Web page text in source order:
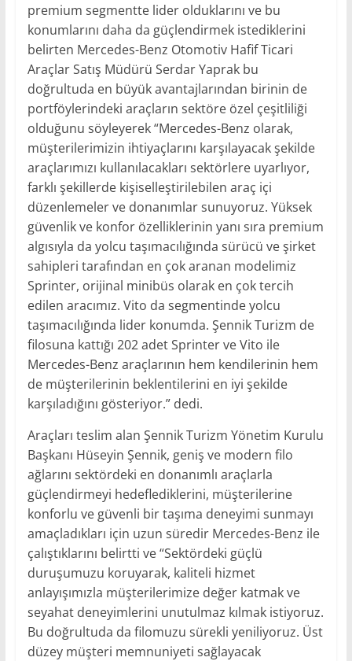
premium segmentte lider olduklarını ve bu
konumlarını daha da güçlendirmek istediklerini
belirten Mercedes-Benz Otomotiv Hafif Ticari
Araçlar Satış Müdürü Serdar Yaprak bu
doğrultuda en büyük avantajlarından birinin de
portföylerindeki araçların sektöre özel çeşitliliği
olduğunu söyleyerek “Mercedes-Benz olarak,
müşterilerimizin ihtiyaçlarını karşılayacak şekilde
araçlarımızı kullanılacakları sektörlere uyarlıyor,
farklı şekillerde kişiselleştirilebilen araç içi
düzenlemeler ve donanımlar sunuyoruz. Yüksek
güvenlik ve konfor özelliklerinin yanı sıra premium
algısıyla da yolcu taşımacılığında sürücü ve şirket
sahipleri tarafından en çok aranan modelimiz
Sprinter, orijinal minibüs olarak en çok tercih
edilen aracımız. Vito da segmentinde yolcu
taşımacılığında lider konumda. Şennik Turizm de
filosuna kattığı 202 adet Sprinter ve Vito ile
Mercedes-Benz araçlarının hem kendilerinin hem
de müşterilerinin beklentilerini en iyi şekilde
karşıladığını gösteriyor.” dedi.
Araçları teslim alan Şennik Turizm Yönetim Kurulu
Başkanı Hüseyin Şennik, geniş ve modern filo
ağlarını sektördeki en donanımlı araçlarla
güçlendirmeyi hedeflediklerini, müşterilerine
konforlu ve güvenli bir taşıma deneyimi sunmayı
amaçladıkları için uzun süredir Mercedes-Benz ile
çalıştıklarını belirtti ve “Sektördeki güçlü
duruşumuzu koruyarak, kaliteli hizmet
anlayışımızla müşterilerimize değer katmak ve
seyahat deneyimlerini unutulmaz kılmak istiyoruz.
Bu doğrultuda da filomuzu sürekli yeniliyoruz. Üst
düzey müşteri memnuniyeti sağlayacak